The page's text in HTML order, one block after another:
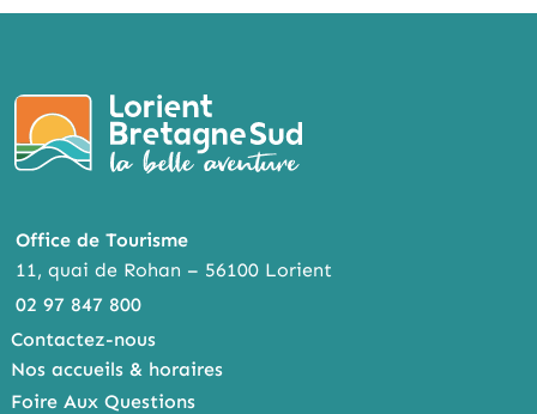
Office de Tourisme
11, quai de Rohan – 56100 Lorient
02 97 847 800
Contactez-nous
Nos accueils & horaires
Foire Aux Questions